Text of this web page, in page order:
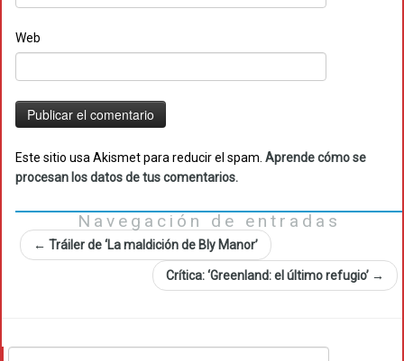
Web
Este sitio usa Akismet para reducir el spam. Aprende cómo se
procesan los datos de tus comentarios.
Navegación de entradas
← Tráiler de ‘La maldición de Bly Manor’
Crítica: ‘Greenland: el último refugio’ →